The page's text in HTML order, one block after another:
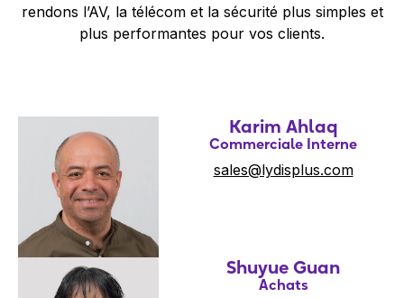
rendons l’AV, la télécom et la sécurité plus simples et
plus performantes pour vos clients.
Karim Ahlaq
Commerciale Interne
sales@lydisplus.com
Shuyue Guan
Achats